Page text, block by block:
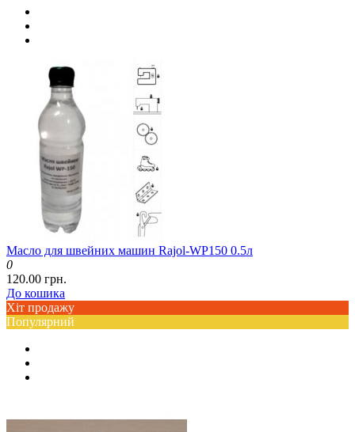
Масло для швейних машин Rajol-WP150 0.5л
0
120.00 грн.
До кошика
Хіт продажу
Популярний